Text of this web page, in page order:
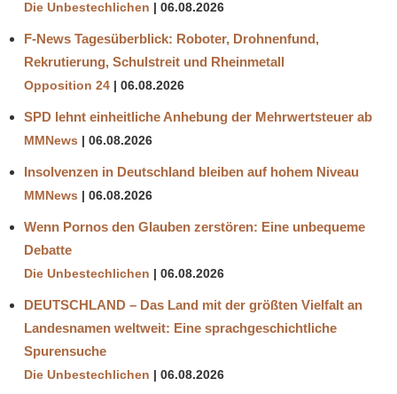
Die Unbestechlichen 06.08.2026
F-News Tagesüberblick: Roboter, Drohnenfund,
Rekrutierung, Schulstreit und Rheinmetall
Opposition 24 06.08.2026
SPD lehnt einheitliche Anhebung der Mehrwertsteuer ab
MMNews 06.08.2026
Insolvenzen in Deutschland bleiben auf hohem Niveau
MMNews 06.08.2026
Wenn Pornos den Glauben zerstören: Eine unbequeme
Debatte
Die Unbestechlichen 06.08.2026
DEUTSCHLAND – Das Land mit der größten Vielfalt an
Landesnamen weltweit: Eine sprachgeschichtliche
Spurensuche
Die Unbestechlichen 06.08.2026